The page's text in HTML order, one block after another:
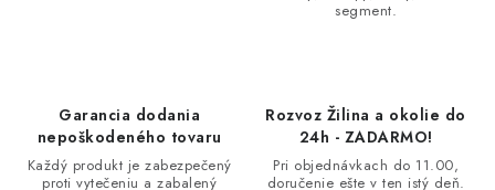
segment.
Garancia dodania
nepoškodeného tovaru
Každý produkt je zabezpečený
proti vytečeniu a zabalený
Rozvoz Žilina a okolie do
24h - ZADARMO!
Pri objednávkach do 11.00,
doručenie ešte v ten istý deň.